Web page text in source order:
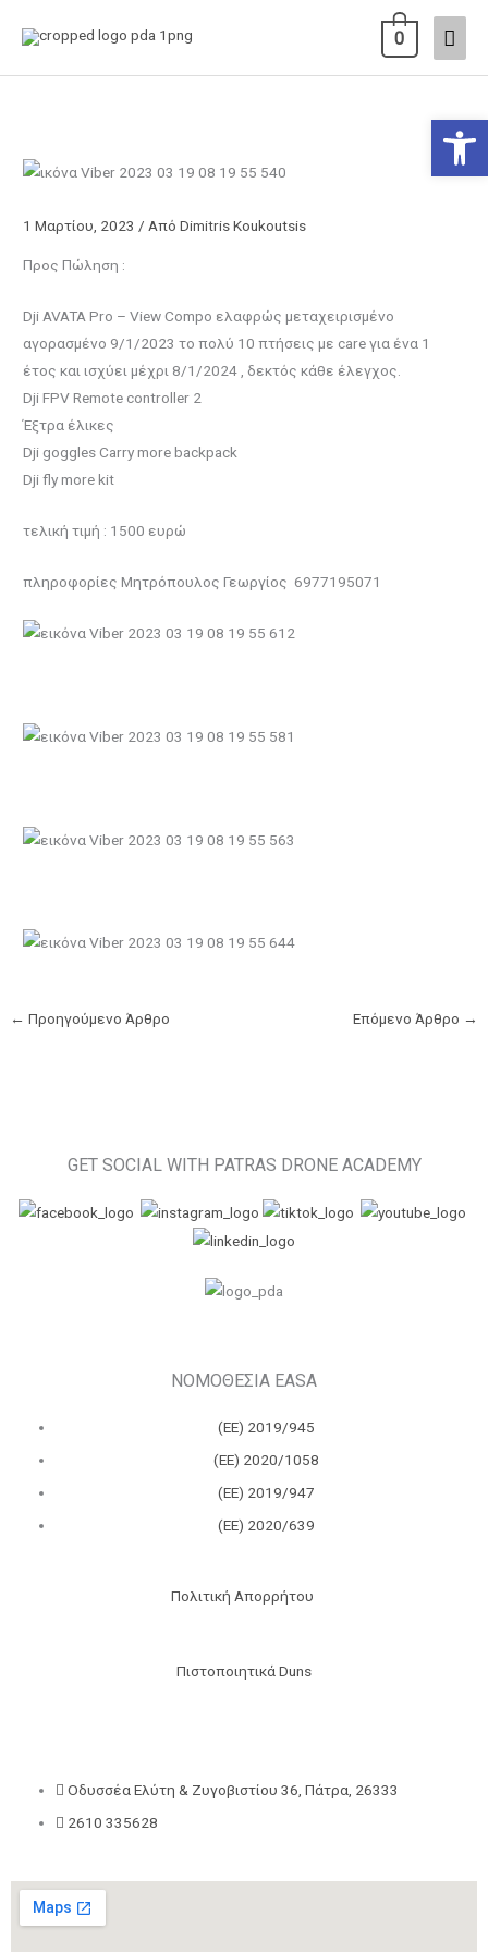
0
1 Μαρτίου, 2023/ ΑπόDimitris Koukoutsis
Προς Πώληση :
Dji AVATA Pro – View Compo ελαφρώς μεταχειρισμένο
αγορασμένο 9/1/2023 το πολύ 10 πτήσεις με care για ένα 1
έτος και ισχύει μέχρι 8/1/2024 , δεκτός κάθε έλεγχος.
Dji FPV Remote controller 2
Έξτρα έλικες
Dji goggles Carry more backpack
Dji fly more kit
τελική τιμή : 1500 ευρώ
πληροφορίες Μητρόπουλος Γεωργίος 6977195071
← Προηγούμενο Άρθρο Επόμενο Άρθρο →
GET SOCIAL WITH PATRAS DRONE ACADEMY
ΝΟΜΟΘΕΣΙΑ EASA
(ΕΕ) 2019/945
(ΕΕ) 2020/1058
(ΕΕ) 2019/947
(ΕΕ) 2020/639
Πολιτική Απορρήτου
Πιστοποιητικά Duns
Οδυσσέα Ελύτη & Ζυγοβιστίου 36, Πάτρα, 26333
2610 335628